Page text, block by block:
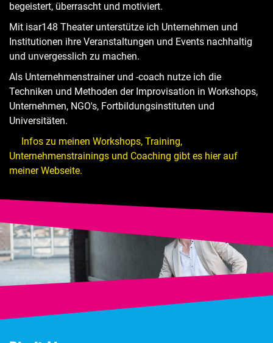
begeistert, überrascht und motiviert.
Mit isar148 Theater unterstütze ich Unternehmen und
Institutionen ihre Veranstaltungen und Events nachhaltig
und unvergesslich zu machen.
Als Unternehmenstrainer und -coach nutze ich die
Techniken und Methoden der Improvisation in Workshops,
Unternehmen, NGO's, Fortbildungsinstituten und
Universitäten.
Infos zu meinen Workshops, Training,
Unternehmenstrainings und Coaching gibt es hier auf
meiner Webseite.